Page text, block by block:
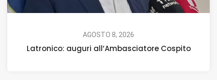
AGOSTO 8, 2026
Latronico: auguri all’Ambasciatore Cospito